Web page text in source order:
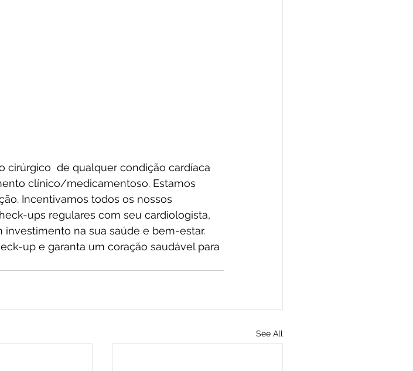
cirúrgico  de qualquer condição cardíaca
clínico/medicamentoso. Estamos
Incentivamos todos os nossos
ups regulares com seu cardiologista,
na sua saúde e bem-estar.
up e garanta um coração saudável para
See All